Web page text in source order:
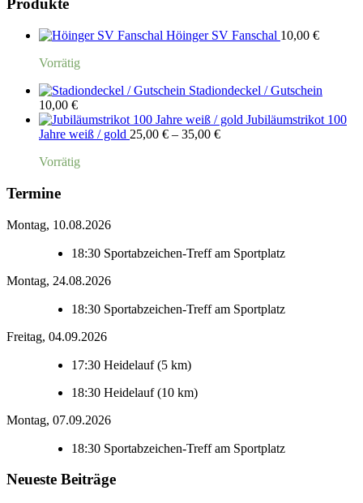
Produkte
Höinger SV Fanschal 10,00 €
Vorrätig
Stadiondeckel / Gutschein
10,00 €
Jubiläumstrikot 100
Jahre weiß / gold 25,00 € – 35,00 €Preisspanne:
Vorrätig
Termine
Montag, 10.08.2026
18:30 Sportabzeichen-Treff am Sportplatz
Montag, 24.08.2026
18:30 Sportabzeichen-Treff am Sportplatz
Freitag, 04.09.2026
17:30 Heidelauf (5 km)
18:30 Heidelauf (10 km)
Montag, 07.09.2026
18:30 Sportabzeichen-Treff am Sportplatz
Neueste Beiträge